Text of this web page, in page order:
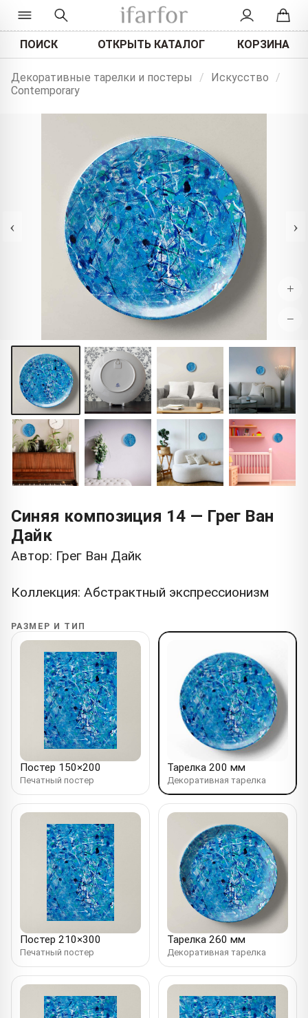
ПОИСК ОТКРЫТЬ КАТАЛОГ КОРЗИНА
Декоративные тарелки и постеры / Искусство
/
Contemporary
‹ ›
+
−
Синяя композиция 14 — Грег Ван
Дайк
Автор: Грег Ван Дайк
Коллекция: Абстрактный экспрессионизм
РАЗМЕР И ТИП
Постер 150×200
Печатный постер
Тарелка 200 мм
Декоративная тарелка
Постер 210×300
Печатный постер
Тарелка 260 мм
Декоративная тарелка